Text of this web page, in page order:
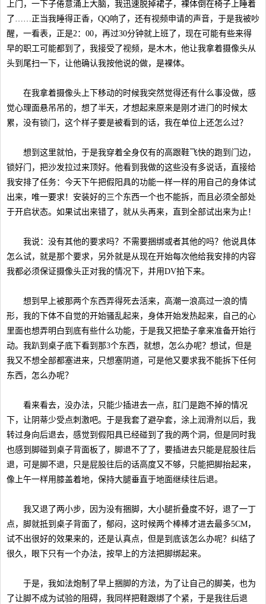
上门，一下子倦意涌上大脑，我迅速脱掉裙子，裸体倒在椅子上睡着
了……正当我睡得正香，QQ响了，还有视频申请的声音，于是我被吵
醒，一看表，正是2：00，再过30分钟就上班了，现在可能有些来得
早的职工可能都到了，我接受了视频，是木木，他让我拿着摄像头从
头到尾扫一下，让他确认我按他说的做，是裸体。
在我拿着摄像头上下移动的时候我突然觉得还有什么事没做，感
觉心理面悬吊吊的，想了半天，才想起来原来是刚才进门的时候太
累，没有锁门，这个样子要是被看到的话，我在单位上还怎么过？
想到这里就怕，于是我穿着全身仅有的高跟鞋飞快的跑到门边，
锁好门，把沙发拉过来顶好。他看到我做的这些没有多说话，直接给
我安排了任务：今天下午把假阳具的功能一样一样的用自己的身体试
出来，唯一要求！安装好的三个东西一个也不能拆，而且必须全部处
于开启状态。如果试出来错了，就从头再来，直到全部试出来为止！
我说：没有其他的要求吗？不需要捆绑或者其他的吗？他说具体
怎么试，就是那个要求，另外就是从现在开始每次他给我安排的内容
我都必须保证摄像头正对我的情况下，并用DV拍下来。
想到早上被那两个东西弄得死去活来，高潮一浪高过一浪的情
形，我的下体不自觉的开始骚乱起来，身体开始发热起来，自己的心
里面也想弄明白到底有些什么功能，于是我又把垫子拿来准备开始行
动。我趴到桌子底下看到那3个东西，就想，怎么办呢？想试，但是
我又不想全部都塞进来，只想塞阴道，可是他又要求我不能拆下任何
东西，怎么办呢？
看来看去，没办法，只能少插进去一点，肛门是跑不掉的情况
下，让阴蒂少受点刺激吧。于是我套了避孕套，涂上润滑剂以后，我
转过身向后退去，感觉到假阳具已经碰到了我的两个洞，但是同时我
也感到脚碰到桌子背面板了，脚退不了了，要插进去只能是屁股往后
退，可是脚不退，只是屁股往后的话高度又不够，只能把脚抬起来，
像上午一样用膝盖着地，保持大腿垂直于地面继续往后退。
我又退了两小步，因为没有捆脚，大小腿折叠度不好，退了一丁
点，脚就抵到桌子背面了，郁闷，这时候两个棒棒才进去最多5CM，
试不出很好的效果来的，还是认真点，但是到底该怎么办呢？纠结了
很久，眼下只有一个办法，按早上的方法把脚绑起来。
于是，我如法炮制了早上捆脚的方法，为了让自己的脚美，也为
了让脚不成为试验的阻碍，我同样把鞋跟绑了个紧，于是我往后退